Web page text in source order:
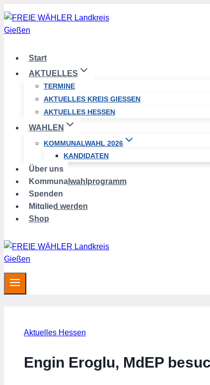
Zum
Inhalt
springen
Start
AKTUELLES
TERMINE
AKTUELLES KREIS GIESSEN
AKTUELLES HESSEN
WAHLEN
KOMMUNALWAHL 2026
KANDIDATEN
Über uns
Kommunalwahlprogramm
Spenden
Mitglied werden
Shop
Aktuelles Hessen
Engin Eroglu, MdEP